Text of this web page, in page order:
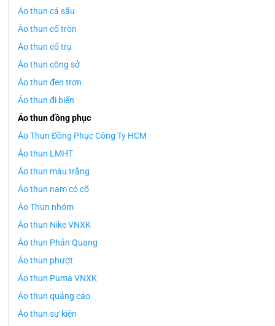
Áo thun cá sấu
Áo thun cổ tròn
Áo thun cổ trụ
Áo thun công sở
Áo thun đen trơn
Áo thun đi biển
Áo thun đồng phục
Áo Thun Đồng Phục Công Ty HCM
Áo thun LMHT
Áo thun màu trắng
Áo thun nam có cổ
Áo Thun nhóm
Áo thun Nike VNXK
Áo thun Phản Quang
Áo thun phượt
Áo thun Puma VNXK
Áo thun quảng cáo
Áo thun sự kiện